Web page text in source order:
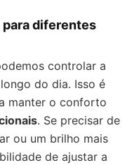
diferentes
controlar a
do dia. Isso é
manter o conforto
. Se precisar de
ou um brilho mais
de ajustar a